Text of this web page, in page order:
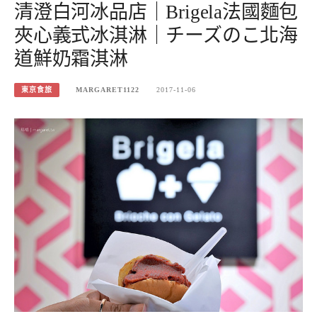
清澄白河冰品店｜Brigela法國麵包
夾心義式冰淇淋｜チーズのこ北海
道鮮奶霜淇淋
東京食旅 MARGARET1122 2017-11-06